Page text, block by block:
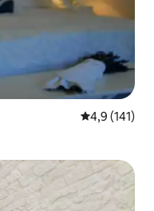
Évaluation
4,9 (141)